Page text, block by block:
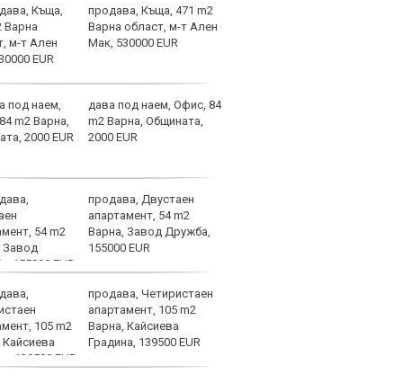
продава, Къща, 471 m2
Варна област, м-т Ален
Мак, 530000 EUR
дава под наем, Офис, 84
m2 Варна, Общината,
2000 EUR
продава, Двустаен
апартамент, 54 m2
Варна, Завод Дружба,
155000 EUR
продава, Четиристаен
апартамент, 105 m2
Варна, Кайсиева
Градина, 139500 EUR